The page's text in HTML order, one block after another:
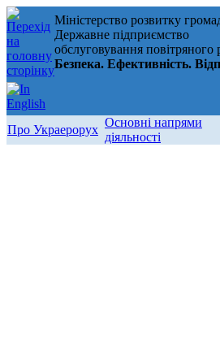
Міністерство розвитку
Державне підприємство
обслуговування повітряного
Безпека. Ефективність.
Про Украерорух
Основні напрями
діяльності